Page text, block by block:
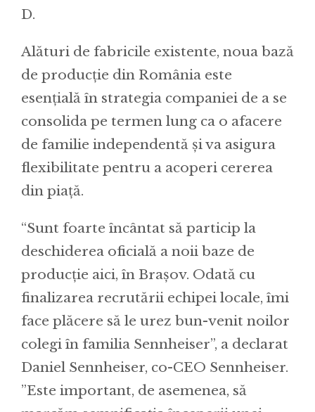
D.
Alături de fabricile existente, noua bază
de producție din România este
esențială în strategia companiei de a se
consolida pe termen lung ca o afacere
de familie independentă și va asigura
flexibilitate pentru a acoperi cererea
din piață.
“Sunt foarte încântat să particip la
deschiderea oficială a noii baze de
producție aici, în Brașov. Odată cu
finalizarea recrutării echipei locale, îmi
face plăcere să le urez bun-venit noilor
colegi în familia Sennheiser”, a declarat
Daniel Sennheiser, co-CEO Sennheiser.
”Este important, de asemenea, să